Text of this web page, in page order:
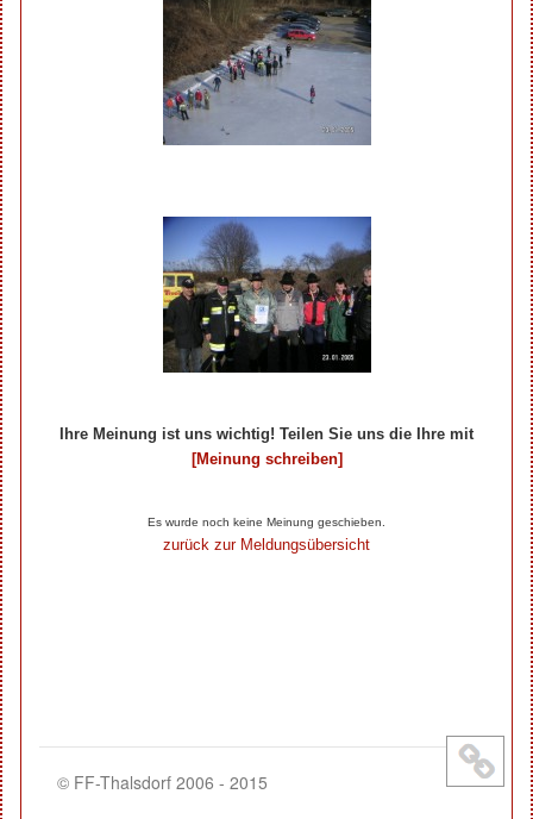
Ihre Meinung ist uns wichtig! Teilen Sie uns die Ihre mit
[Meinung schreiben]
Es wurde noch keine Meinung geschieben.
zurück zur Meldungsübersicht
© FF-Thalsdorf 2006 - 2015